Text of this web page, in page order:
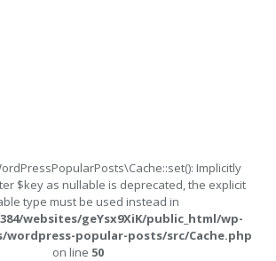
Implicitly
$key as nullable is deprecated, the explicit
type must be used instead in
websites/geYsx9XiK/public_html/wp-
popular-posts/src/Cache.php
on line 50